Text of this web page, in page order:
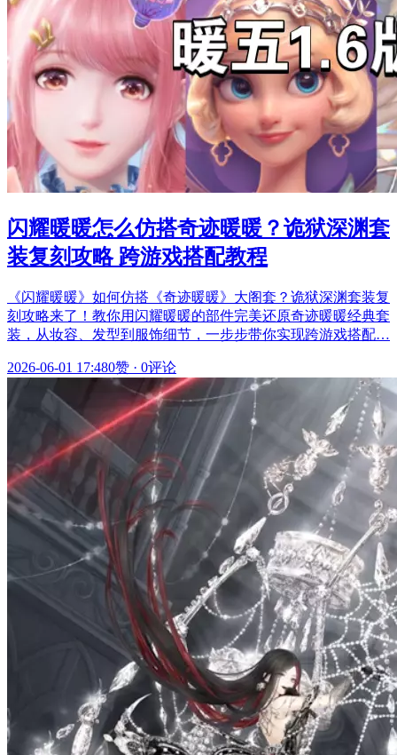
闪耀暖暖怎么仿搭奇迹暖暖？诡狱深渊套
装复刻攻略 跨游戏搭配教程
《闪耀暖暖》如何仿搭《奇迹暖暖》大阁套？诡狱深渊套装复
刻攻略来了！教你用闪耀暖暖的部件完美还原奇迹暖暖经典套
装，从妆容、发型到服饰细节，一步步带你实现跨游戏搭配…
2026-06-01 17:480赞 · 0评论